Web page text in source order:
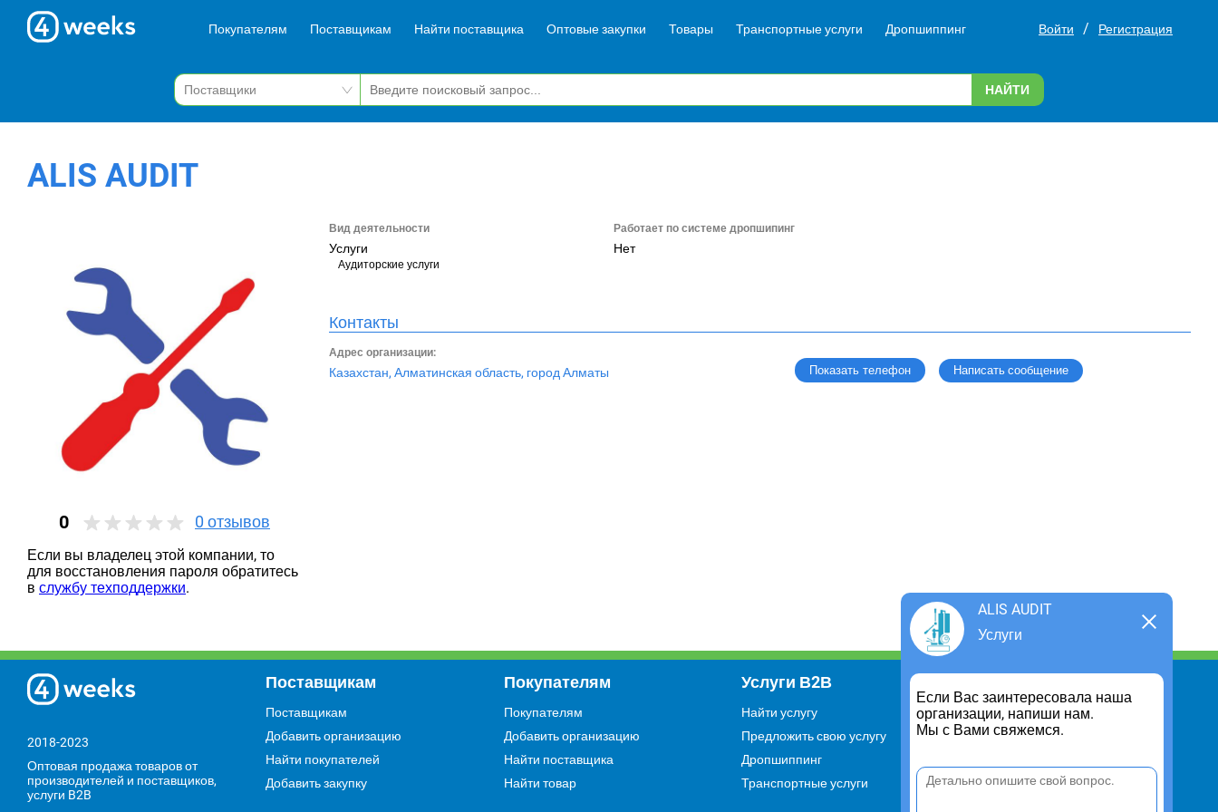
Покупателям Поставщикам Найти поставщика Оптовые закупки Товары Транспортные услуги Дропшиппинг Войти / Регистрация
НАЙТИ
ALIS AUDIT
0 0 отзывов
Если вы владелец этой компании, то
для восстановления пароля обратитесь
в службу техподдержки.
Вид деятельности
Услуги
Аудиторские услуги
Работает по системе дропшипинг
Нет
Контакты
Адрес организации:
Казахстан, Алматинская область, город Алматы Показать телефон Написать сообщение
ALIS AUDIT
Услуги
Если Вас заинтересовала наша
организации, напиши нам.
Мы с Вами свяжемся.
2018-2023
Оптовая продажа товаров от
производителей и поставщиков,
услуги B2B
Поставщикам
Поставщикам
Добавить организацию
Найти покупателей
Добавить закупку
Покупателям
Покупателям
Добавить организацию
Найти поставщика
Найти товар
Услуги В2В
Найти услугу
Предложить свою услугу
Дропшиппинг
Транспортные услуги
Для чего существует портал
Политика конфиденциальности
Пользовательское соглашение